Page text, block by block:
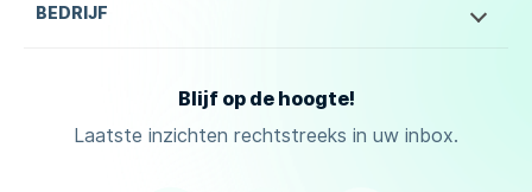
BEDRIJF
Blijf op de hoogte!
Laatste inzichten rechtstreeks in uw inbox.